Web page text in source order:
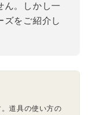
ん。しかし一
ズをご紹介し
道具の使い方の